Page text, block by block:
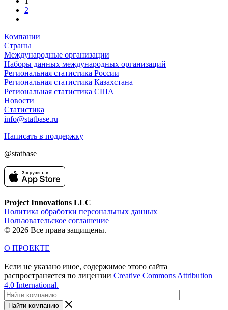
2
Компании
Страны
Международные организации
Наборы данных международных организаций
Региональная статистика России
Региональная статистика Казахстана
Региональная статистика США
Новости
Статистика
info@statbase.ru
Написать в поддержку
@statbase
Project Innovations LLC
Политика обработки персональных данных
Пользовательское соглашение
© 2026 Все права защищены.
О ПРОЕКТЕ
Если не указано иное, содержимое этого сайта
распространяется по лицензии Creative Commons Attribution
4.0 International.
Найти компанию